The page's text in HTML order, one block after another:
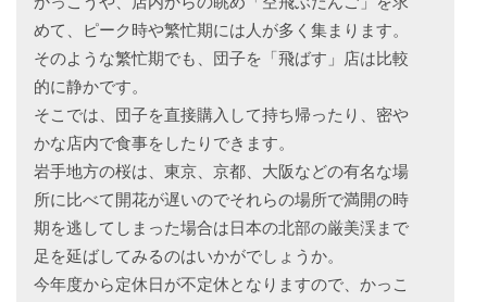
めて、ピーク時や繁忙期には人が多く集まります。
そのような繁忙期でも、団子を「飛ばす」店は比較
的に静かです。
そこでは、団子を直接購入して持ち帰ったり、密や
かな店内で食事をしたりできます。
岩手地方の桜は、東京、京都、大阪などの有名な場
所に比べて開花が遅いのでそれらの場所で満開の時
期を逃してしまった場合は日本の北部の厳美渓まで
足を延ばしてみるのはいかがでしょうか。
今年度から定休日が不定休となりますので、かっこ